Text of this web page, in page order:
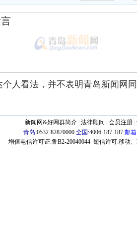
个人看法，并不表明青岛新闻网